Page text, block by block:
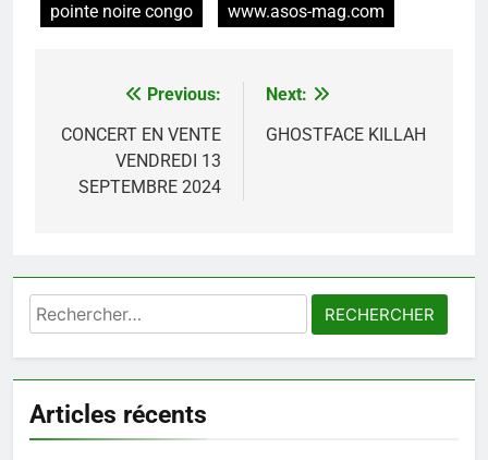
pointe noire congo
www.asos-mag.com
Navigation
de
l’article
Previous:
CONCERT EN VENTE
VENDREDI 13
SEPTEMBRE 2024
Next:
GHOSTFACE KILLAH
Rechercher :
Articles récents